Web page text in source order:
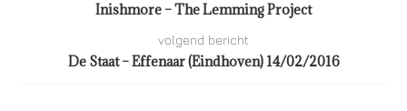
Inishmore – The Lemming Project
volgend bericht
De Staat – Effenaar (Eindhoven) 14/02/2016